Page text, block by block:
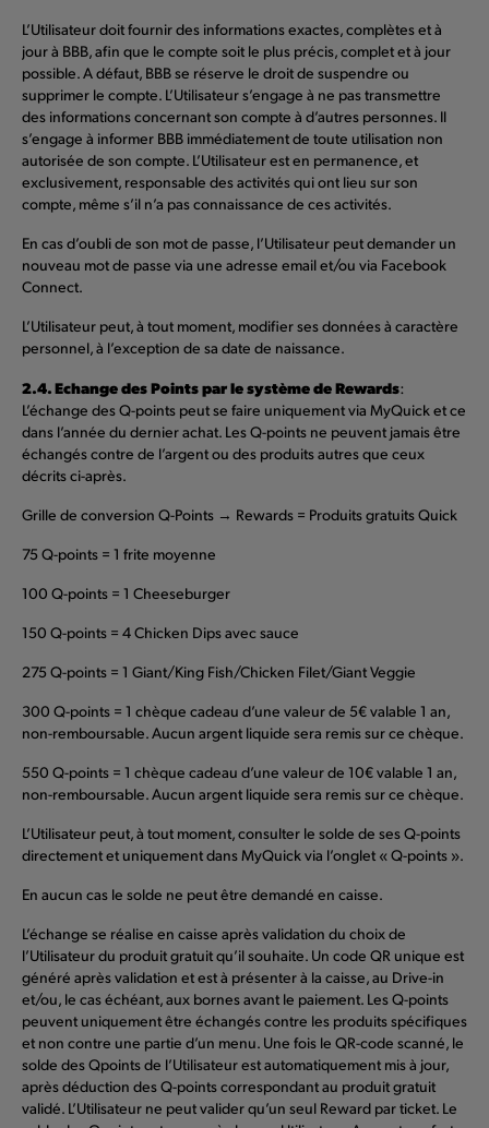
L’Utilisateur doit fournir des informations exactes, complètes et à
jour à BBB, afin que le compte soit le plus précis, complet et à jour
possible. A défaut, BBB se réserve le droit de suspendre ou
supprimer le compte. L’Utilisateur s’engage à ne pas transmettre
des informations concernant son compte à d’autres personnes. Il
s’engage à informer BBB immédiatement de toute utilisation non
autorisée de son compte. L’Utilisateur est en permanence, et
exclusivement, responsable des activités qui ont lieu sur son
compte, même s’il n’a pas connaissance de ces activités.
En cas d’oubli de son mot de passe, l’Utilisateur peut demander un
nouveau mot de passe via une adresse email et/ou via Facebook
Connect.
L’Utilisateur peut, à tout moment, modifier ses données à caractère
personnel, à l’exception de sa date de naissance.
2.4. Echange des Points par le système de Rewards:
L’échange des Q-points peut se faire uniquement via MyQuick et ce
dans l’année du dernier achat. Les Q-points ne peuvent jamais être
échangés contre de l’argent ou des produits autres que ceux
décrits ci-après.
Grille de conversion Q-Points → Rewards = Produits gratuits Quick
75 Q-points = 1 frite moyenne
100 Q-points = 1 Cheeseburger
150 Q-points = 4 Chicken Dips avec sauce
275 Q-points = 1 Giant/King Fish/Chicken Filet/Giant Veggie
300 Q-points = 1 chèque cadeau d’une valeur de 5€ valable 1 an,
non-remboursable. Aucun argent liquide sera remis sur ce chèque.
550 Q-points = 1 chèque cadeau d’une valeur de 10€ valable 1 an,
non-remboursable. Aucun argent liquide sera remis sur ce chèque.
L’Utilisateur peut, à tout moment, consulter le solde de ses Q-points
directement et uniquement dans MyQuick via l’onglet « Q-points ».
En aucun cas le solde ne peut être demandé en caisse.
L’échange se réalise en caisse après validation du choix de
l’Utilisateur du produit gratuit qu’il souhaite. Un code QR unique est
généré après validation et est à présenter à la caisse, au Drive-in
et/ou, le cas échéant, aux bornes avant le paiement. Les Q-points
peuvent uniquement être échangés contre les produits spécifiques
et non contre une partie d’un menu. Une fois le QR-code scanné, le
solde des Qpoints de l’Utilisateur est automatiquement mis à jour,
après déduction des Q-points correspondant au produit gratuit
validé. L’Utilisateur ne peut valider qu’un seul Reward par ticket. Le